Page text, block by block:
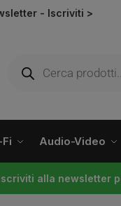
- Iscriviti >
Audio-Video
alla newsletter